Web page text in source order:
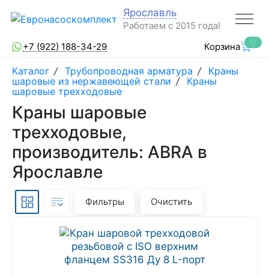
Ярославль
Работаем с 2015 года!
+7 (922) 188-34-29
Корзина 0
Каталог / Трубопроводная арматура / Краны
шаровые из нержавеющей стали / Краны
шаровые трехходовые
Краны шаровые
трехходовые,
производитель: ABRA в
Ярославле
Фильтры Очистить